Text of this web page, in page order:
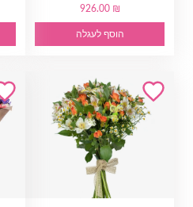
926.00 ₪
הוסף לעגלה